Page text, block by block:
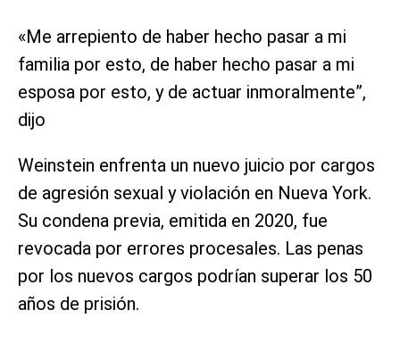
«Me arrepiento de haber hecho pasar a mi
familia por esto, de haber hecho pasar a mi
esposa por esto, y de actuar inmoralmente”,
dijo
Weinstein enfrenta un nuevo juicio por cargos
de agresión sexual y violación en Nueva York.
Su condena previa, emitida en 2020, fue
revocada por errores procesales. Las penas
por los nuevos cargos podrían superar los 50
años de prisión.